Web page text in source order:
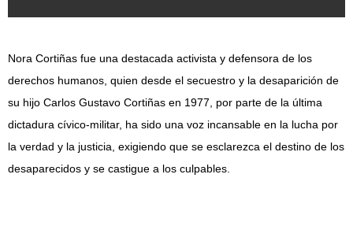
Nora Cortiñas fue una destacada activista y defensora de los
derechos humanos, quien desde el secuestro y la desaparición de
su hijo Carlos Gustavo Cortiñas en 1977, por parte de la última
dictadura cívico-militar, ha sido una voz incansable en la lucha por
la verdad y la justicia, exigiendo que se esclarezca el destino de los
desaparecidos y se castigue a los culpables.